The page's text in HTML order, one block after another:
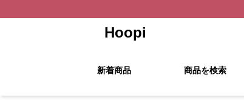
Hoopi
新着商品 商品を検索